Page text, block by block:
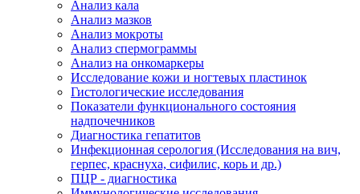
Анализ кала
Анализ мазков
Анализ мокроты
Анализ спермограммы
Анализ на онкомаркеры
Исследование кожи и ногтевых пластинок
Гистологические исследования
Показатели функционального состояния
надпочечников
Диагностика гепатитов
Инфекционная серология (Исследования на вич,
герпес, краснуха, сифилис, корь и др.)
ПЦР - диагностика